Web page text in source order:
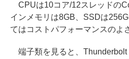
CPUは10コア/12スレッドの
インメモリは8GB、SSDは
てはコストパフォーマンスのよ
端子類を見ると、Thunderbolt